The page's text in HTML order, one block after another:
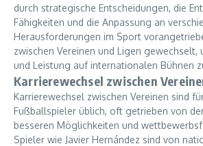
durch strategische Entscheidungen, die
Fähigkeiten und die Anpassung an
Herausforderungen im Sport
zwischen Vereinen und Ligen gewechselt,
und Leistung auf internationalen Bühnen
Karrierewechsel zwischen
Karrierewechsel zwischen Vereinen sind
Fußballspieler üblich, oft getrieben von
besseren Möglichkeiten und
Spieler wie Javier Hernández sind von